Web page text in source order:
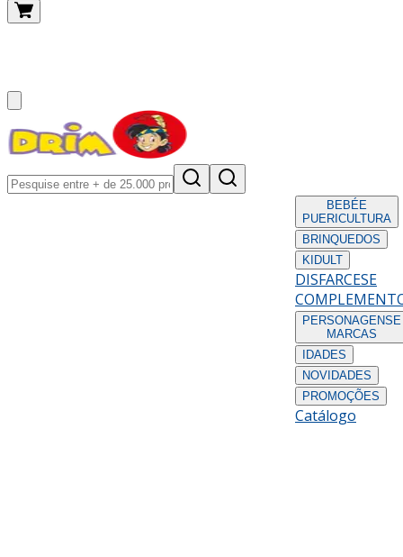
BEBÉE
PUERICULTURA
BRINQUEDOS
KIDULT
DISFARCESE
PERSONAGENS E
MARCAS
IDADES
NOVIDADES
PROMOÇÕES
Catálogo